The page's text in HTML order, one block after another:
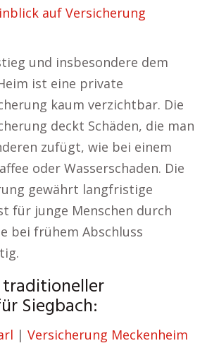
auf Versicherung
und insbesondere dem
ist eine private
kaum verzichtbar. Die
deckt Schäden, die man
zufügt, wie bei einem
oder Wasserschaden. Die
gewährt langfristige
für junge Menschen durch
bei frühem Abschluss
Siegbach:
| Versicherung Meckenheim